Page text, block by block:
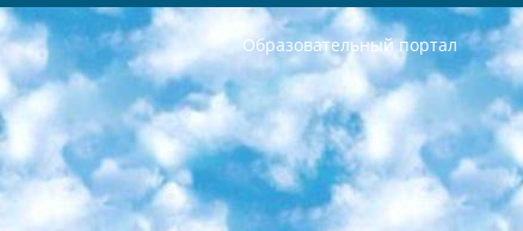
Образовательный портал
РЕСПУБЛИКА УЗБЕКИСТАН МИНИСТРЕРСТВО ДОШКОЛЬНОГО И ШКОЛЬНОГО ОБРАЗОВАНИЯ КОМАНДА в общеобразовательных учреждениях в 2023-2024 учебном году организация и проведение итоговой государственной аттестации обучающихся о Министра дошкольного и школьного образования Республики Узбекистан от 4 марта 2008 года (постановлением Минюста от 20 марта 2008 года № 1778 государственной регистрации) «Итоговое состояние учащихся общего среднего образования на основании положения об утверждении положения об аттестации общего среднего образования выпускной экзамен студентов в образовательных учреждениях в 2023-2024 учебном году В целях организации и прохождения аттестации приказываю: 1. Следующее: перечень предметов, по которым будет проводиться итоговая государственная аттестация и экзамен формы перевода согласно приложению 1; сертификаты международного образца, оценивающие уровень владения иностранными языками перечень согласно приложению 2; 2. Педагогический при специализированных образовательных учреждениях. научно-практический центр квалификации и международной оценки (Д.Давидова) 2024 г. До 25 марта: задания по предметам, по которым будет проводиться итоговая аттестация разработка и утверждение технических условий; итоговая аттестация на основании разработанного предметного задания разработка вопросов по предметам (устно и письменно), экзамен передача; общеобразовательные средние школы и специальные учебные заведения учащиеся выпускных классов школ и интернатов в агентской системе подготовка базы данных экзаменационных материалов и критериев оценки; перевод базы экзаменационных материалов на все языки обучения подать в Республиканский образовательный центр для изготовления; варианты экзаменов на основе разработанных контрольных материалов пусть будут поставлены задачи формирования. 3. Республиканский образовательный центр (Ш.Худайкулов) до 5 апреля 2024 года. до: база данных предоставленных экзаменационных материалов на все языки обучения перевод и экспертиза; для слепых, слабовидящих, глухих, слабослышащих и умственно отсталых детей учащиеся выпускных классов специализированных школ и школ-интернатов база данных экзаменационных материалов на всех преподаваемых языках подготовка критериев оценки; специализированные школы для умственно отсталых детей и технологии для учащихся выпускных классов школ-интернатов разработка соответствующих